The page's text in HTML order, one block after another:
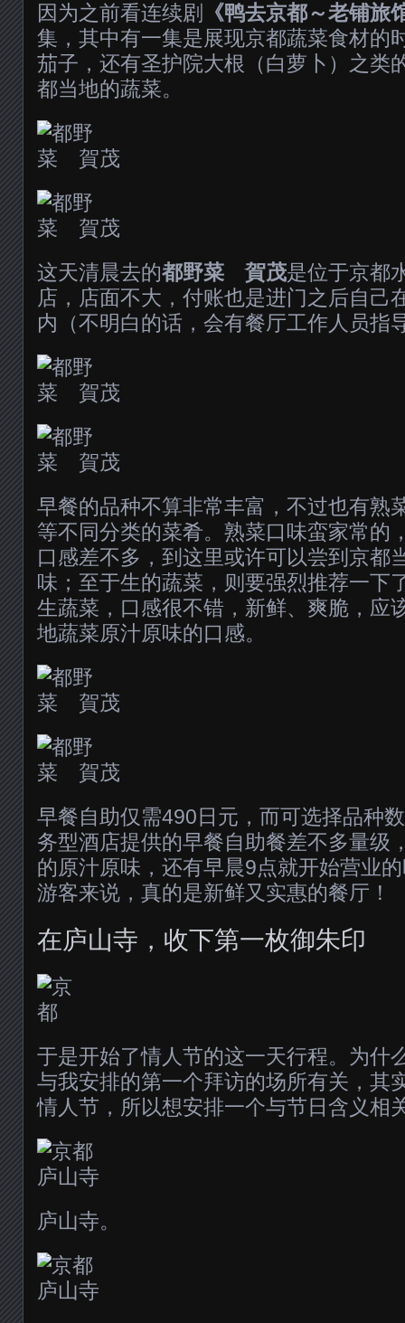
因为之前看连续剧
《鸭去京都～老铺旅
集，其中有一集是展现京都蔬菜食材的
茄子，还有圣护院大根（白萝卜）之类
都当地的蔬菜。
这天清晨去的都野菜 賀茂是位于京都
店，店面不大，付账也是进门之后自己
内（不明白的话，会有餐厅工作人员指
早餐的品种不算非常丰富，不过也有熟
等不同分类的菜肴。熟菜口味蛮家常的
口感差不多，到这里或许可以尝到京都
味；至于生的蔬菜，则要强烈推荐一下
生蔬菜，口感很不错，新鲜、爽脆，应
地蔬菜原汁原味的口感。
早餐自助仅需490日元，而可选择品种
务型酒店提供的早餐自助餐差不多量级
的原汁原味，还有早晨9点就开始营业
游客来说，真的是新鲜又实惠的餐厅！
在庐山寺，收下第一枚御朱印
于是开始了情人节的这一天行程。为什
与我安排的第一个拜访的场所有关，其
情人节，所以想安排一个与节日含义相
庐山寺。